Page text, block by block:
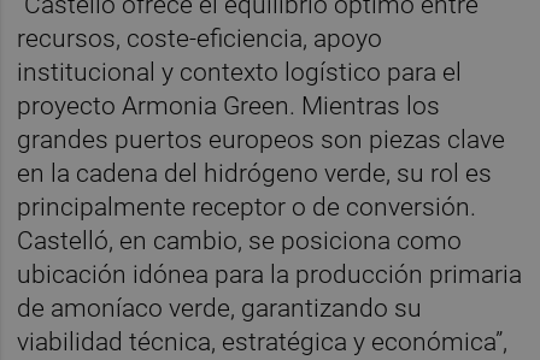
recursos, coste-eficiencia, apoyo
institucional y contexto logístico para el
proyecto Armonia Green. Mientras los
grandes puertos europeos son piezas clave
en la cadena del hidrógeno verde, su rol es
principalmente receptor o de conversión.
Castelló, en cambio, se posiciona como
ubicación idónea para la producción primaria
de amoníaco verde, garantizando su
viabilidad técnica, estratégica y económica”,